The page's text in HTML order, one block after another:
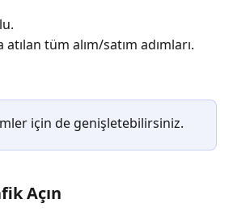
atılan tüm alım/satım adımları.
için de genişletebilirsiniz.
Açın